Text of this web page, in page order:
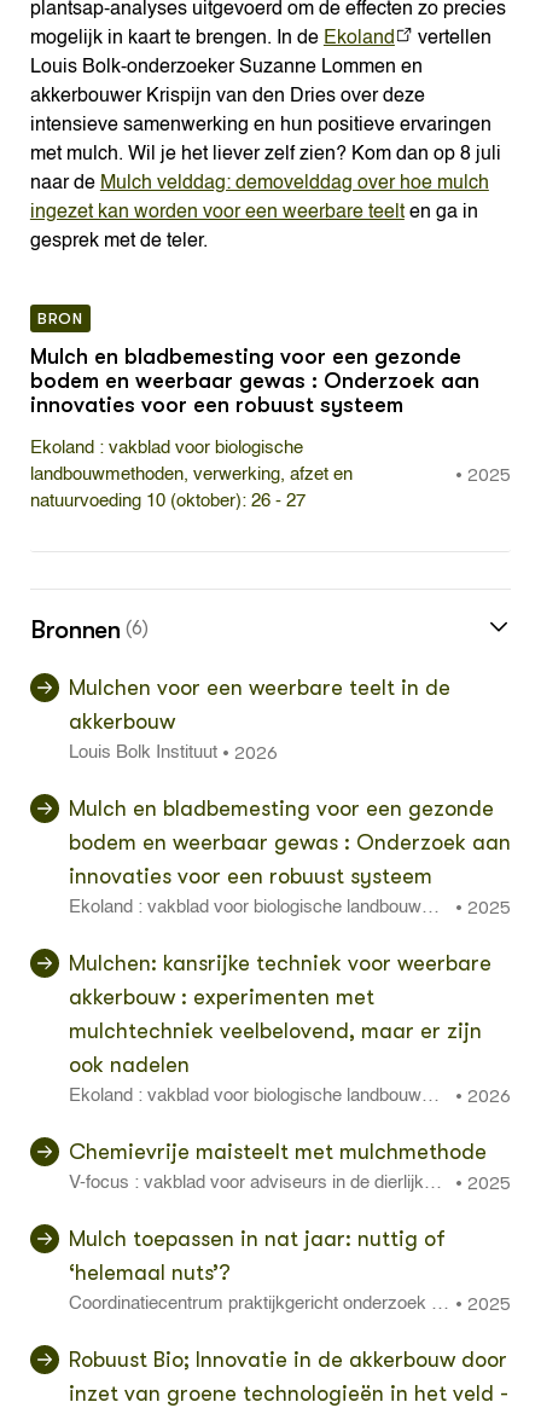
plantsap-analyses uitgevoerd om de effecten zo precies
mogelijk in kaart te brengen. In de Ekoland
vertellen
Louis Bolk-onderzoeker Suzanne Lommen en
akkerbouwer Krispijn van den Dries over deze
intensieve samenwerking en hun positieve ervaringen
met mulch. Wil je het liever zelf zien? Kom dan op 8 juli
naar de Mulch velddag: demovelddag over hoe mulch
ingezet kan worden voor een weerbare teelten ga in
gesprek met de teler.
BRON
Mulch en bladbemesting voor een gezonde
bodem en weerbaar gewas : Onderzoek aan
innovaties voor een robuust systeem
Ekoland : vakblad voor biologische
landbouwmethoden, verwerking, afzet en
natuurvoeding 10 (oktober): 26 - 27
•2025
Bronnen (6)
Mulchen voor een weerbare teelt in de
akkerbouw
Louis Bolk Instituut• 2026
Mulch en bladbemesting voor een gezonde
bodem en weerbaar gewas : Onderzoek aan
innovaties voor een robuust systeem
Ekoland : vakblad voor biologische landbouwme
(oktober): 26 - 27
•2025
Mulchen: kansrijke techniek voor weerbare
akkerbouw : experimenten met
mulchtechniek veelbelovend, maar er zijn
ook nadelen
Ekoland : vakblad voor biologische landbouwme
36 - 37
•2026
Chemievrije maisteelt met mulchmethode
V-focus : vakblad voor adviseurs in de dierlijke s
•2025
Mulch toepassen in nat jaar: nuttig of
‘helemaal nuts’?
Coordinatiecentrum praktijkgericht onderzoek en •2025
Robuust Bio; Innovatie in de akkerbouw door
inzet van groene technologieën in het veld -